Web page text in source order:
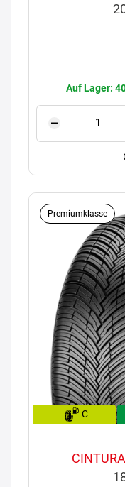
Auf Lager:
Premiumklasse
C